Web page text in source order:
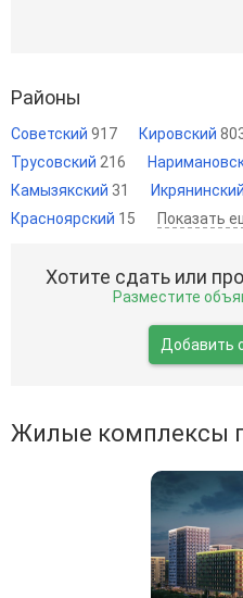
Районы
Советский 917 Кировский
Трусовский 216
Камызякский 31 Икрянинский
Красноярский 15 Показать
Хотите сдать или
Разместите
Добавить
Жилые комплексы